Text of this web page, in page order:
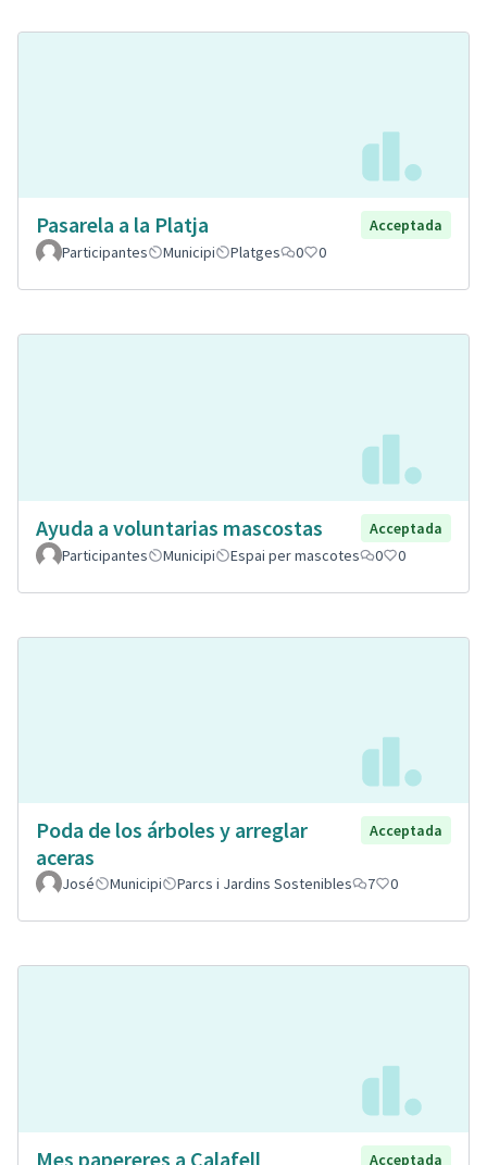
Pasarela a la Platja
Acceptada
Participantes
Municipi Platges 0 0
Ayuda a voluntarias mascostas
Acceptada
Participantes
Municipi Espai per mascotes 0 0
Poda de los árboles y arreglar
aceras
Acceptada
José Municipi Parcs i Jardins Sostenibles 7 0
Mes papereres a Calafell
Acceptada